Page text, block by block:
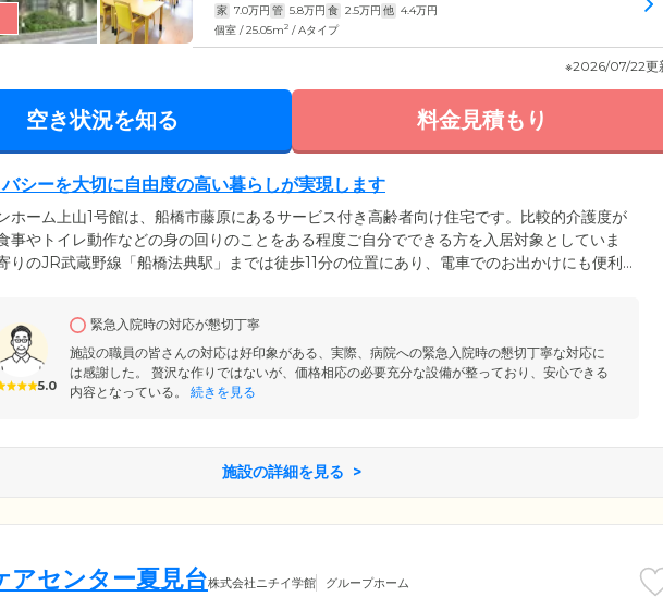
家 7.0万円 管 5.8万円 食 2.5万円 他 4.4万円
個室 / 25.05m2 / Aタイプ
※2026/07/22更
空き状況を知る 料金見積もり
シーを大切に自由度の高い暮らしが実現します
ホーム上山1号館は、船橋市藤原にあるサービス付き高齢者向け住宅です。比較的介護度が
事やトイレ動作などの身の回りのことをある程度ご自分でできる方を入居対象としていま
りのJR武蔵野線「船橋法典駅」までは徒歩11分の位置にあり、電車でのお出かけにも便利
が家にいるような環境のなか、快適にお過ごしいただけます。
5.0
緊急入院時の対応が懇切丁寧
施設の職員の皆さんの対応は好印象がある、実際、病院への緊急入院時の懇切丁寧な対応に
は感謝した。 贅沢な作りではないが、価格相応の必要充分な設備が整っており、安心できる
内容となっている。
続きを見る
施設の詳細を見る
アセンター夏見台株式会社ニチイ学館 グループホーム